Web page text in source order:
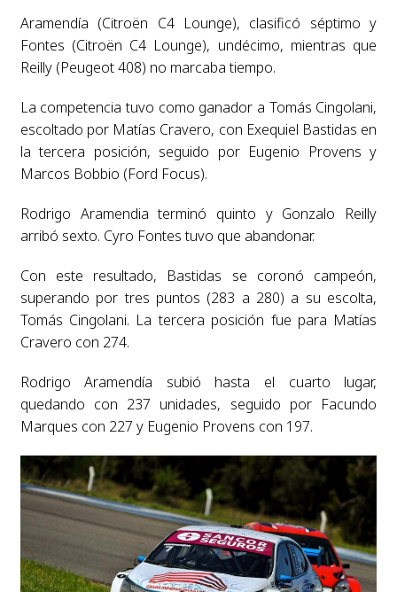
Aramendía (Citroën C4 Lounge), clasificó séptimo y
Fontes (Citroën C4 Lounge), undécimo, mientras que
Reilly (Peugeot 408) no marcaba tiempo.
La competencia tuvo como ganador a Tomás Cingolani,
escoltado por Matías Cravero, con Exequiel Bastidas en
la tercera posición, seguido por Eugenio Provens y
Marcos Bobbio (Ford Focus).
Rodrigo Aramendia terminó quinto y Gonzalo Reilly
arribó sexto. Cyro Fontes tuvo que abandonar.
Con este resultado, Bastidas se coronó campeón,
superando por tres puntos (283 a 280) a su escolta,
Tomás Cingolani. La tercera posición fue para Matías
Cravero con 274.
Rodrigo Aramendía subió hasta el cuarto lugar,
quedando con 237 unidades, seguido por Facundo
Marques con 227 y Eugenio Provens con 197.